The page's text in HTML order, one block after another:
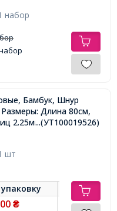
набор
Бамбук, Шнур
Длина 80см,
2.25мм,...(УТ100019526)
шт
упаковку
₴